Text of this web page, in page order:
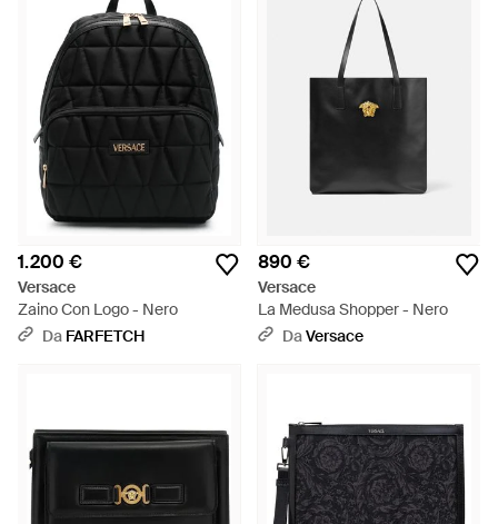
1.200 €
Versace
Zaino Con Logo - Nero
Da FARFETCH
890 €
Versace
La Medusa Shopper - Nero
DaVersace